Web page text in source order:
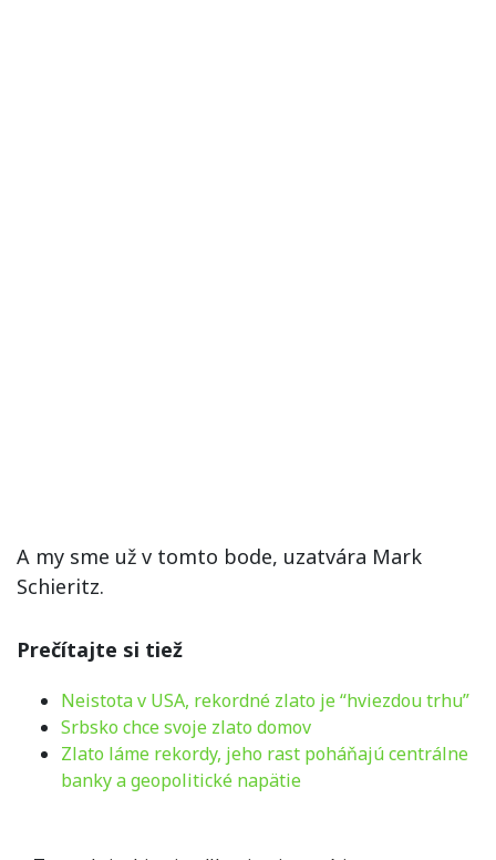
A my sme už v tomto bode, uzatvára Mark
Schieritz.
Prečítajte si tiež
Neistota v USA, rekordné zlato je “hviezdou trhu”
Srbsko chce svoje zlato domov
Zlato láme rekordy, jeho rast poháňajú centrálne
banky a geopolitické napätie